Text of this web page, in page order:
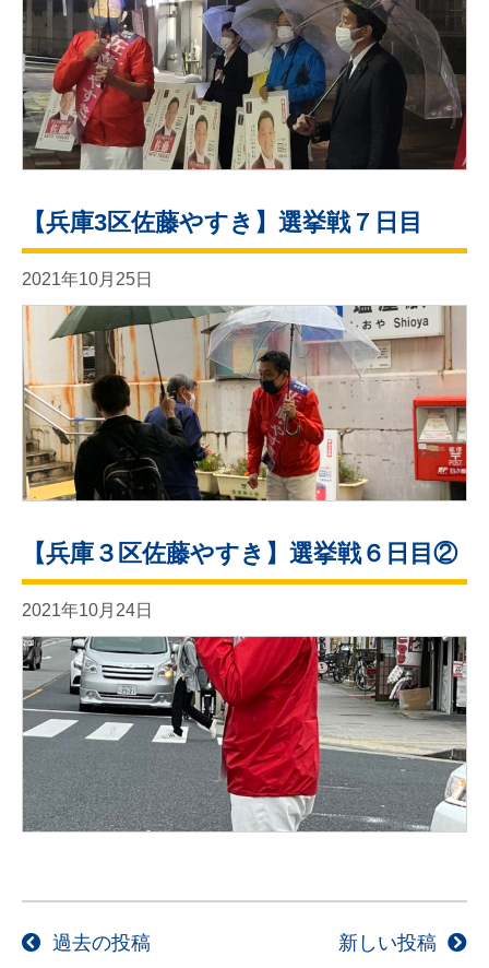
【兵庫3区佐藤やすき】選挙戦７日目
2021年10月25日
【兵庫３区佐藤やすき】選挙戦６日目②
2021年10月24日
投 過去の投稿 新しい投稿